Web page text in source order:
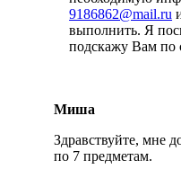
9186862@mail.ru
выполнить. Я
подскажу Вам по
Миша
Здравствуйте, мне
по 7 предметам.